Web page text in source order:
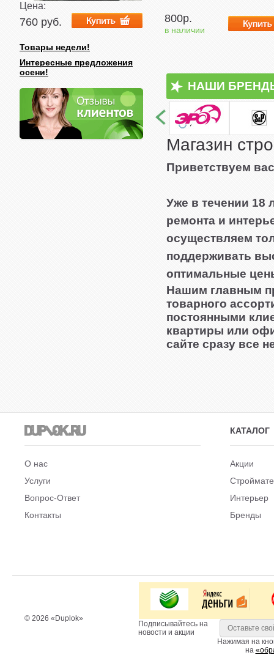
800р.
в наличии
НАШИ
Магазин
Приветствуем
Уже в течении 18
ремонта и
осуществляем
поддерживать
оптимальные
Нашим главным
товарного
постоянными
квартиры или
сайте сразу все
Цена:
760 руб.
Товары недели!
Интересные предложения
осени!
КАТАЛОГ
О нас
Услуги
Вопрос-Ответ
Контакты
Акции
Интерьер
Бренды
© 2026 «Duplok»
Подписывайтесь на
новости и акции
Нажимая на
на